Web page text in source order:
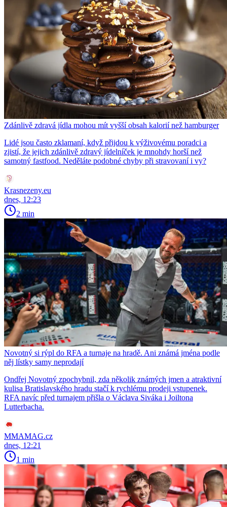
Zdánlivě zdravá jídla mohou mít vyšší obsah kalorií než hamburger
Lidé jsou často zklamaní, když přijdou k výživovému poradci a
zjistí, že jejich zdánlivě zdravý jídelníček je mnohdy horší než
samotný fastfood. Neděláte podobné chyby při stravovaní i vy?
Krasnezeny.eu
dnes, 12:23
2 min
Novotný si rýpl do RFA a turnaje na hradě. Ani známá jména podle
něj lístky samy neprodají
Ondřej Novotný zpochybnil, zda několik známých jmen a atraktivní
kulisa Bratislavského hradu stačí k rychlému prodeji vstupenek.
RFA navíc před turnajem přišla o Václava Siváka i Joiltona
Lutterbacha.
MMAMAG.cz
dnes, 12:21
1 min